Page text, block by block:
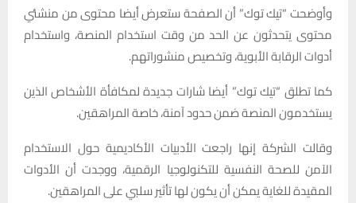
وأوضحت “تيك توك” أن الصفحة ستعرض أيضا محتوى من منشئي
محتوى يتحدثون عن الحد من وقت استخدام المنصة، واستخدام
أدوات الرقابة الأبوية، وتخصيص منشوراتهم.
كما تطلق “تيك توك” أيضا شارات جديدة لمكافأة الأشخاص الذين
يستخدمون المنصة ضمن حدود آمنة، خاصة المراهقين.
وقالت الشركة إنها راجعت الأدبيات الأكاديمية حول الاستخدام
الآمن للصحة النفسية للتكنولوجيا الرقمية، ووجدت أن الأدوات
المقيدة للغاية يمكن أن يكون لها تأثير سلبي على المراهقين.